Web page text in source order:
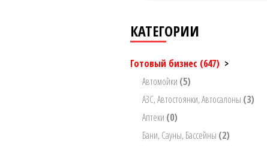
КАТЕГОРИИ
Готовый бизнес (647) >
Автомойки (5)
АЗС, Автостоянки, Автосалоны (3)
Аптеки (0)
Бани, Сауны, Бассейны (2)